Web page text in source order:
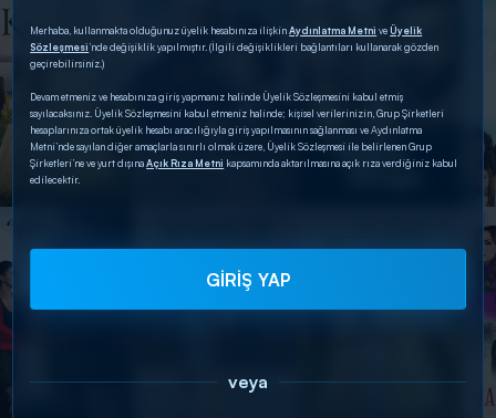
DİĞER SONUÇLAR
Merhaba, kullanmakta olduğunuz üyelik hesabınıza ilişkinAydınlatma Metni veÜyelik
Sözleşmesi’nde değişiklik yapılmıştır. (İlgili değişiklikleri bağlantıları kullanarak gözden
geçirebilirsiniz.)
Devam etmeniz ve hesabınıza giriş yapmanız halinde Üyelik Sözleşmesini kabul etmiş
sayılacaksınız. Üyelik Sözleşmesini kabul etmeniz halinde; kişisel verilerinizin, Grup Şirketleri
hesaplarınıza ortak üyelik hesabı aracılığıyla giriş yapılmasının sağlanması ve Aydınlatma
Metni’nde sayılan diğer amaçlarla sınırlı olmak üzere, Üyelik Sözleşmesi ile belirlenen Grup
Şirketleri’ne ve yurt dışınaAçık Rıza Metni kapsamında aktarılmasına açık rıza verdiğiniz kabul
edilecektir.
GİRİŞ YAP
veya